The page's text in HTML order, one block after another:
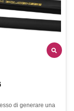
di generare una